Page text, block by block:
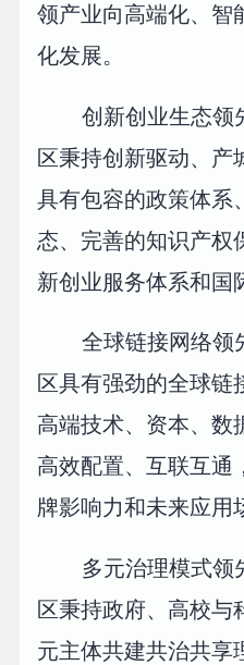
领产业向高端化、智
化发展。
创新创业生态领
区秉持创新驱动、产
具有包容的政策体系
态、完善的知识产权
新创业服务体系和国
全球链接网络领
区具有强劲的全球链
高端技术、资本、数
高效配置、互联互通
牌影响力和未来应用
多元治理模式领
区秉持政府、高校与
元主体共建共治共享